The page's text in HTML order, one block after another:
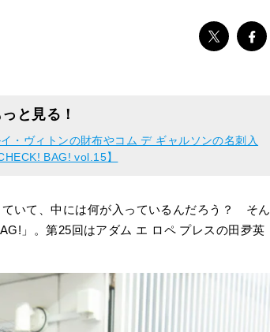
と見る！
・ヴィトンの財布やコム デ ギャルソンの名刺入
BAG! vol.15】
いて、中には何が入っているんだろう？ そん
」。第25回はアダム エ ロペ プレスの田夛英